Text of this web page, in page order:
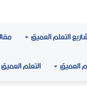
التعلم العميق
العميق التعلم